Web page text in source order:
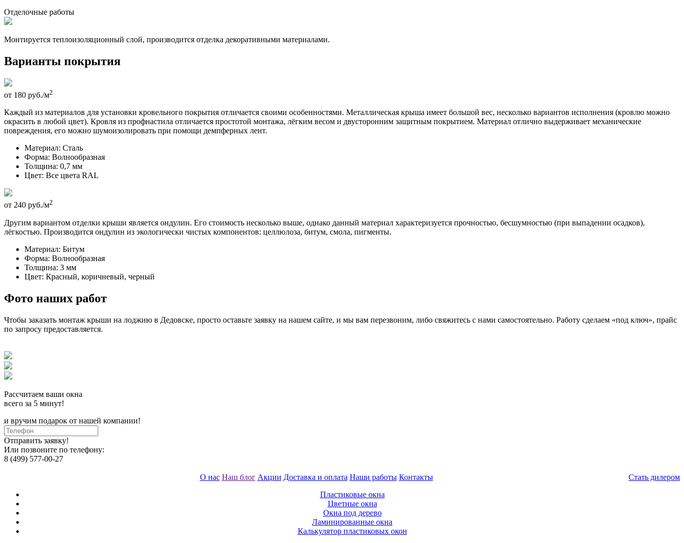
Отделочные работы
Монтируется теплоизоляционный слой, производится отделка декоративными материалами.
Варианты покрытия
от 180 руб./м2
Каждый из материалов для установки кровельного покрытия отличается своими особенностями. Металлическая крыша имеет большой вес, несколько вариантов исполнения (кровлю можно
окрасить в любой цвет). Кровля из профнастила отличается простотой монтажа, лёгким весом и двусторонним защитным покрытием. Материал отлично выдерживает механические
повреждения, его можно шумоизолировать при помощи демпферных лент.
Материал: Сталь
Форма: Волнообразная
Толщина: 0,7 мм
Цвет: Все цвета RAL
от 240 руб./м2
Другим вариантом отделки крыши является ондулин. Его стоимость несколько выше, однако данный материал характеризуется прочностью, бесшумностью (при выпадении осадков),
лёгкостью. Производится ондулин из экологически чистых компонентов: целлюлоза, битум, смола, пигменты.
Материал: Битум
Форма: Волнообразная
Толщина: 3 мм
Цвет: Красный, коричневый, черный
Фото наших работ
Чтобы заказать монтаж крыши на лоджию в Дедовске, просто оставьте заявку на нашем сайте, и мы вам перезвоним, либо свяжитесь с нами самостоятельно. Работу сделаем «под ключ», прайс
по запросу предоставляется.
Рассчитаем ваши окна
всего за 5 минут!
и вручим подарок от нашей компании!
Отправить заявку!
Или позвоните по телефону:
8 (499) 577-00-27
О нас Наш блог Стать дилером
Акции Доставка и оплата Наши работы Контакты
Пластиковые окна
Цветные окна
Окна под дерево
Ламинированные окна
Калькулятор пластиковых окон